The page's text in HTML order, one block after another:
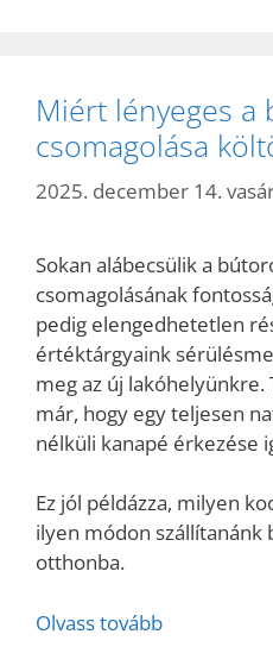
Miért lényeges
csomagolása
2025. december 14.
Sokan alábecsülik a
csomagolásának
pedig elengedhetetlen
értéktárgyaink
meg az új lakóhelyünkre.
már, hogy egy teljesen
nélküli kanapé érkezése
Ez jól példázza, milyen
ilyen módon szállítanánk
otthonba.
Olvass tovább